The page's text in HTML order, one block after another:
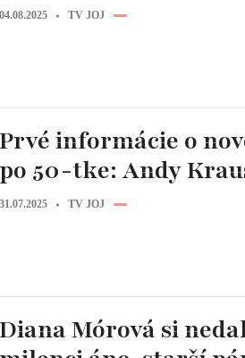
04.08.2025 TV JOJ
Prvé informácie o
po 50-tke: Andy
31.07.2025 TV JOJ
Diana Mórová si